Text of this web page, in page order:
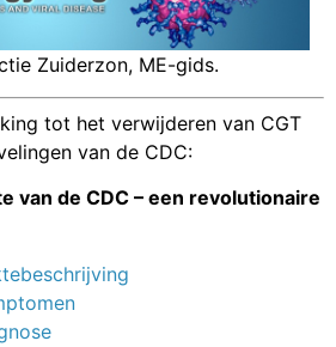
Zuiderzon, ME-gids.
tot het verwijderen van CGT
van de CDC:
van de CDC – een revolutionaire